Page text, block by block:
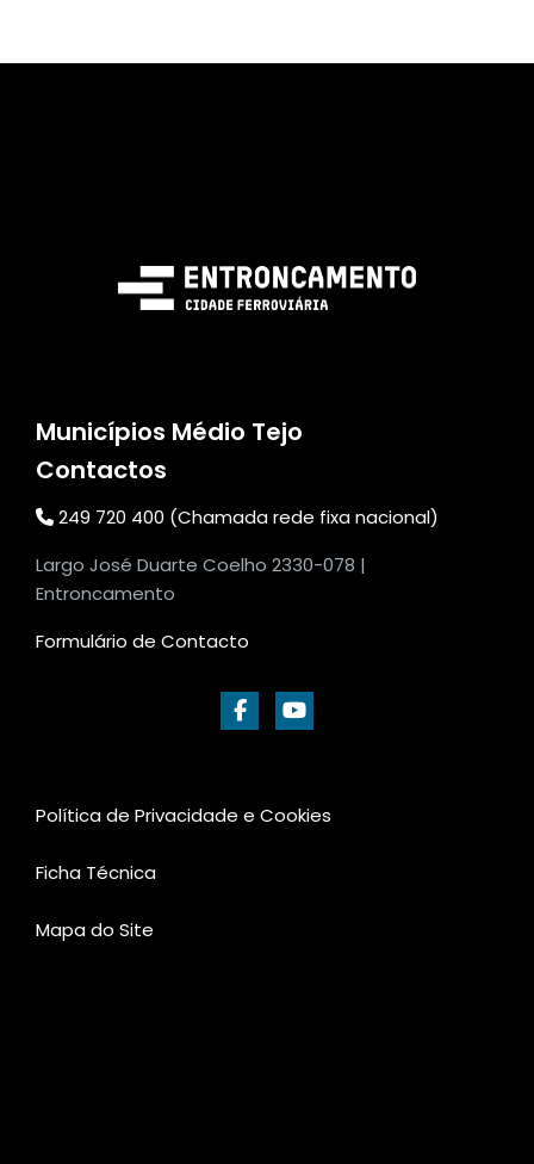
Municípios Médio Tejo
Contactos
249 720 400 (Chamada rede fixa nacional)
Largo José Duarte Coelho 2330-078 |
Entroncamento
Formulário de Contacto
Política de Privacidade e Cookies
Ficha Técnica
Mapa do Site